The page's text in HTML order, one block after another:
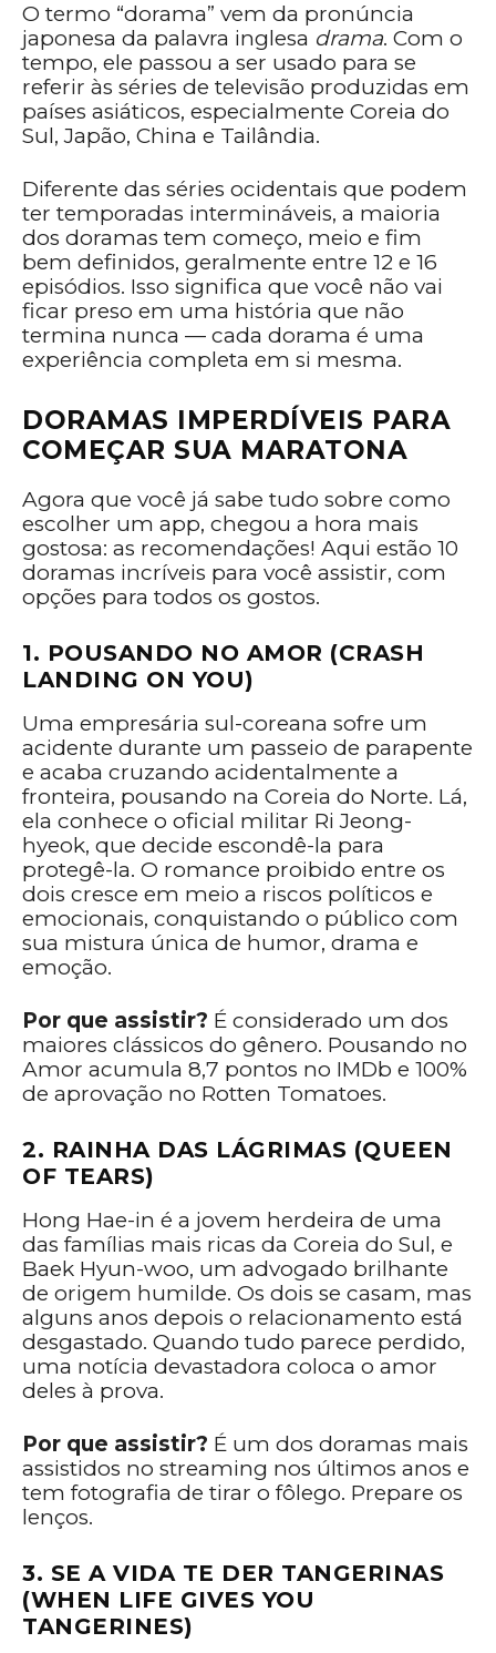
O termo “dorama” vem da pronúncia
japonesa da palavra inglesa drama. Com o
tempo, ele passou a ser usado para se
referir às séries de televisão produzidas em
países asiáticos, especialmente Coreia do
Sul, Japão, China e Tailândia.
Diferente das séries ocidentais que podem
ter temporadas intermináveis, a maioria
dos doramas tem começo, meio e fim
bem definidos, geralmente entre 12 e 16
episódios. Isso significa que você não vai
ficar preso em uma história que não
termina nunca — cada dorama é uma
experiência completa em si mesma.
DORAMAS IMPERDÍVEIS PARA
COMEÇAR SUA MARATONA
Agora que você já sabe tudo sobre como
escolher um app, chegou a hora mais
gostosa: as recomendações! Aqui estão 10
doramas incríveis para você assistir, com
opções para todos os gostos.
1. POUSANDO NO AMOR (CRASH
LANDING ON YOU)
Uma empresária sul-coreana sofre um
acidente durante um passeio de parapente
e acaba cruzando acidentalmente a
fronteira, pousando na Coreia do Norte. Lá,
ela conhece o oficial militar Ri Jeong-
hyeok, que decide escondê-la para
protegê-la. O romance proibido entre os
dois cresce em meio a riscos políticos e
emocionais, conquistando o público com
sua mistura única de humor, drama e
emoção.
Por que assistir? É considerado um dos
maiores clássicos do gênero. Pousando no
Amor acumula 8,7 pontos no IMDb e 100%
de aprovação no Rotten Tomatoes.
2. RAINHA DAS LÁGRIMAS (QUEEN
OF TEARS)
Hong Hae-in é a jovem herdeira de uma
das famílias mais ricas da Coreia do Sul, e
Baek Hyun-woo, um advogado brilhante
de origem humilde. Os dois se casam, mas
alguns anos depois o relacionamento está
desgastado. Quando tudo parece perdido,
uma notícia devastadora coloca o amor
deles à prova.
Por que assistir? É um dos doramas mais
assistidos no streaming nos últimos anos e
tem fotografia de tirar o fôlego. Prepare os
lenços.
3. SE A VIDA TE DER TANGERINAS
(WHEN LIFE GIVES YOU
TANGERINES)